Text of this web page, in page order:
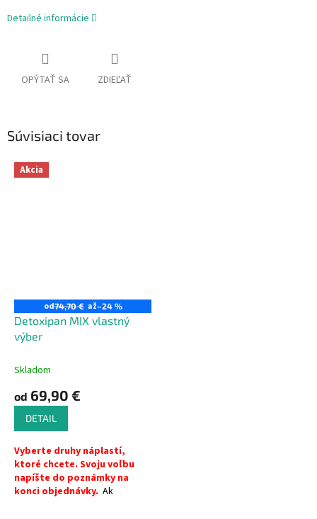
Detailné informácie
OPÝTAŤ SA ZDIEĽAŤ
Súvisiaci tovar
Akcia
od74,70 € až–24 %
Detoxipan MIX vlastný
výber
Skladom
od 69,90 €
DETAIL
Vyberte druhy náplastí,
ktoré chcete. Svoju voľbu
napíšte do poznámky na
konci objednávky. Ak